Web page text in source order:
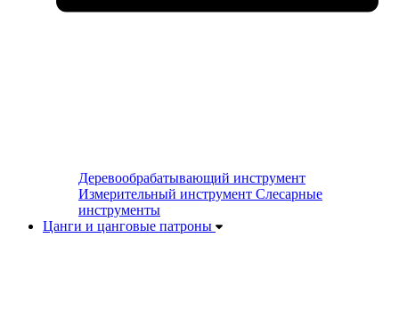
Деревообрабатывающий инструмент
Измерительный инструмент Слесарные
инструменты
Цанги и цанговые патроны